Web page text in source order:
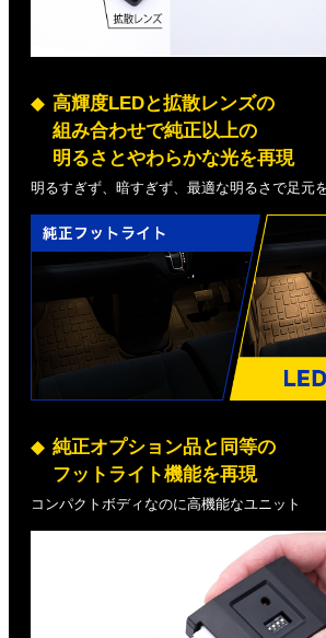
高輝度LEDと拡散レンズの
組み合わせで純正以上の
明るさとやわらかな光を再現
明るすぎず、暗すぎず、最適な明るさで足元
純正オプション品と同等の
フットライト機能を再現
コンパクトボディなのに高機能なユニット